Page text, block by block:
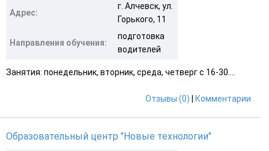
Адрес:
г. Алчевск, ул.
Горького, 11
Направления обучения:
подготовка
водителей
Занятия: понедельник, вторник, среда, четверг с 16-30....
Отзывы (0) Комментарии
Образовательный центр "Новые технологии"